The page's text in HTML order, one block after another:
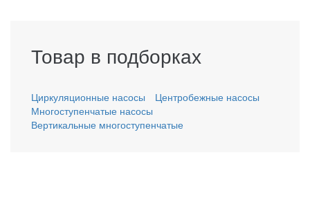
Товар в подборках
Циркуляционные насосы
Центробежные насосы
Многоступенчатые насосы
Вертикальные многоступенчатые